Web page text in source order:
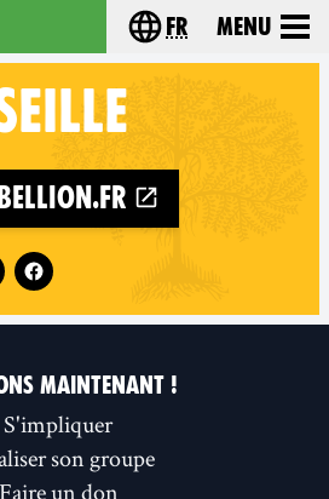
- Home Choisissez votre
fr Menu
MAINTENANT !
S'impliquer
son groupe
Faire un don